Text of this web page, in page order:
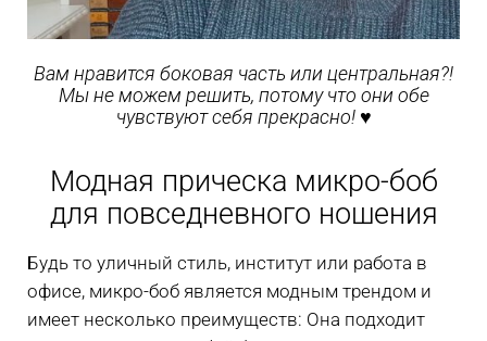
Вам нравится боковая часть или центральная?!
Мы не можем решить, потому что они обе
чувствуют себя прекрасно! ♥️
Модная прическа микро-боб
для повседневного ношения
Будь то уличный стиль, институт или работа в
офисе, микро-боб является модным трендом и
имеет несколько преимуществ: Она подходит